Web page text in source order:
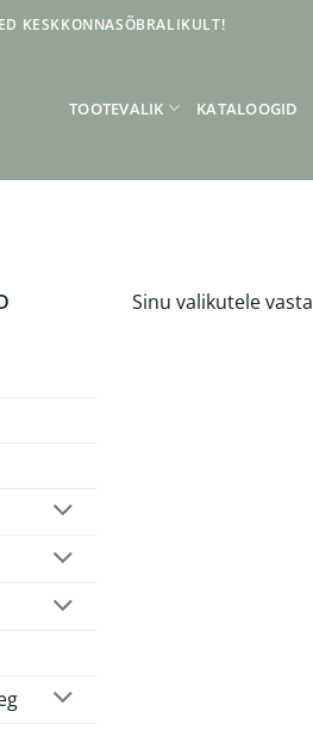
KESKKONNASÕBRALIKULT!
TOOTEVALIK KATALOOGID
Sinu valikutele